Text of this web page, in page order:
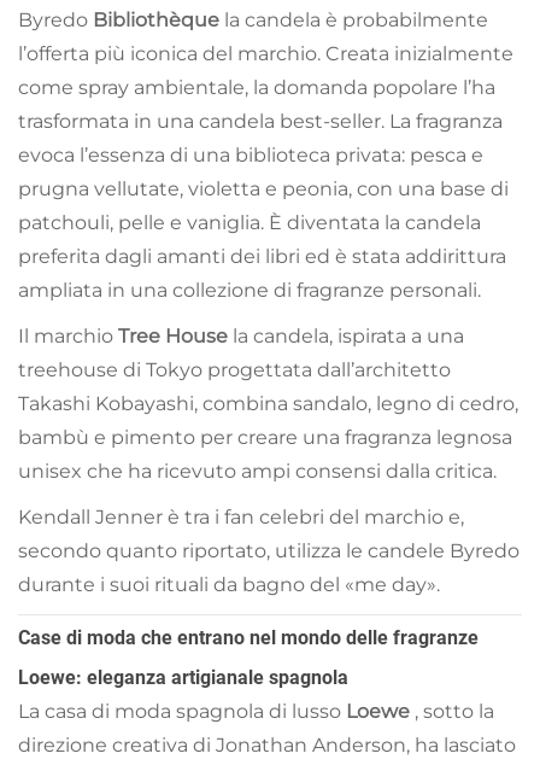
Byredo Bibliothèque la candela è probabilmente
l’offerta più iconica del marchio. Creata inizialmente
come spray ambientale, la domanda popolare l’ha
trasformata in una candela best-seller. La fragranza
evoca l’essenza di una biblioteca privata: pesca e
prugna vellutate, violetta e peonia, con una base di
patchouli, pelle e vaniglia. È diventata la candela
preferita dagli amanti dei libri ed è stata addirittura
ampliata in una collezione di fragranze personali.
Il marchio Tree House la candela, ispirata a una
treehouse di Tokyo progettata dall’architetto
Takashi Kobayashi, combina sandalo, legno di cedro,
bambù e pimento per creare una fragranza legnosa
unisex che ha ricevuto ampi consensi dalla critica.
Kendall Jenner è tra i fan celebri del marchio e,
secondo quanto riportato, utilizza le candele Byredo
durante i suoi rituali da bagno del «me day».
Case di moda che entrano nel mondo delle fragranze
Loewe: eleganza artigianale spagnola
La casa di moda spagnola di lusso Loewe , sotto la
direzione creativa di Jonathan Anderson, ha lasciato